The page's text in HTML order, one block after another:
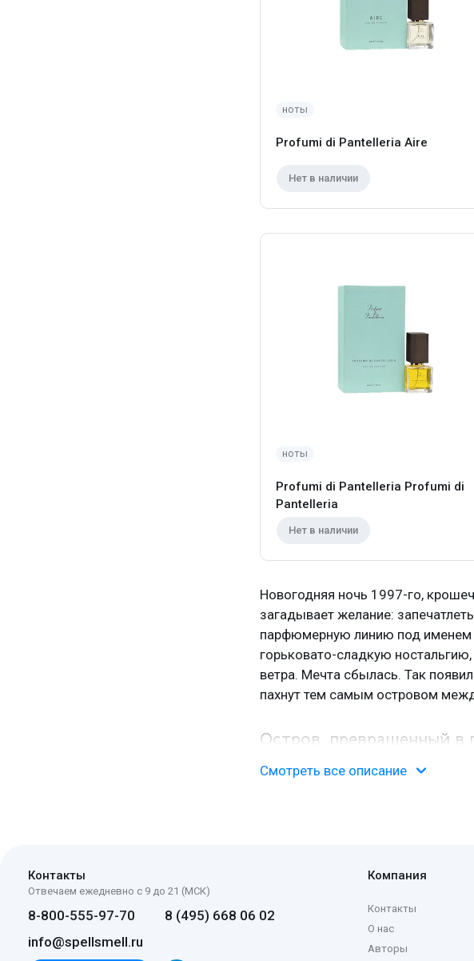
Нет в наличии
ноты
Profumi di Pantelleria Aire
Нет в наличии
ноты
Profumi di Pantelleria Profumi di
Pantelleria
Новогодняя ночь 1997-го,
загадывает желание:
парфюмерную линию под именем
горьковато-сладкую
ветра. Мечта сбылась. Так
пахнут тем самым островом
Остров, превращенный в
дубовый мох и пачули. Палитра
рассказывает об одном месте.
подбирается под характер
Смотреть все описание
Контакты
Отвечаем ежедневно с 9 до 21 (МСК)
8-800-555-97-70
8 (495) 668 06 02
info@spellsmell.ru
Компания
Контакты
О нас
Авторы